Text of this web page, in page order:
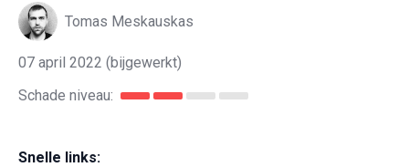
Tomas Meskauskas
07 april 2022 (bijgewerkt)
Schade niveau:
Snelle links: